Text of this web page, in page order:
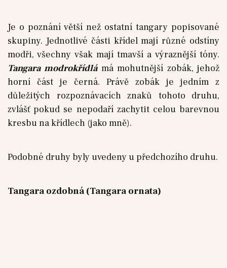
Je o poznání větší než ostatní tangary popisované
skupiny. Jednotlivé části křídel mají různé odstíny
modři, všechny však mají tmavší a výraznější tóny.
Tangara modrokřídlá má mohutnější zobák, jehož
horní část je černá. Právě zobák je jedním z
důležitých rozpoznávacích znaků tohoto druhu,
zvlášť pokud se nepodaří zachytit celou barevnou
kresbu na křídlech (jako mně).
Podobné druhy byly uvedeny u předchozího druhu.
Tangara ozdobná (Tangara ornata)